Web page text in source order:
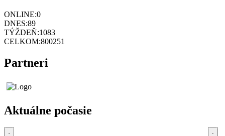
ONLINE:0
DNES:89
TÝŽDEŇ:1083
CELKOM:800251
Partneri
Aktuálne počasie